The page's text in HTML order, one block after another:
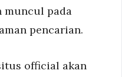
muncul pada
pencarian.
official akan